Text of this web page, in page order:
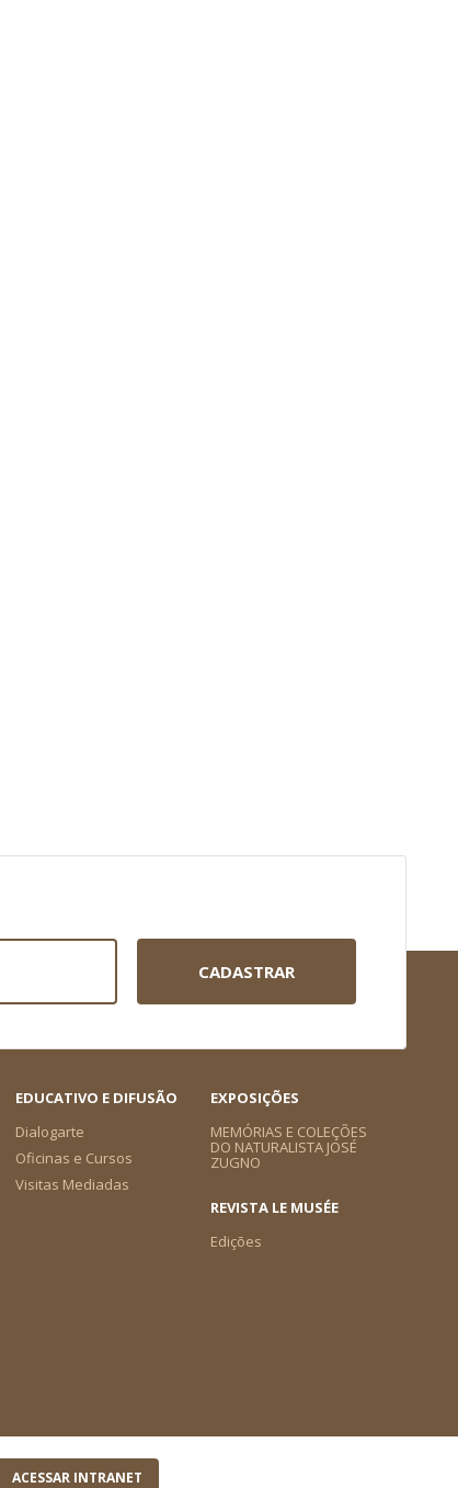
CADASTRAR
EDUCATIVO E DIFUSÃO
Dialogarte
Oficinas e Cursos
Visitas Mediadas
EXPOSIÇÕES
MEMÓRIAS E COLEÇÕES
DO NATURALISTA JOSÉ
ZUGNO
REVISTA LE MUSÉE
Edições
ACESSAR INTRANET